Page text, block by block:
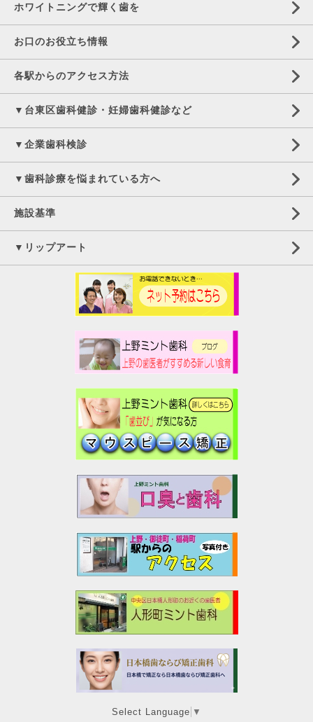
ホワイトニングで輝く歯を
お口のお役立ち情報
各駅からのアクセス方法
▼台東区歯科健診・妊婦歯科健診など
▼企業歯科検診
▼歯科診療を悩まれている方へ
施設基準
▼リップアート
Select Language ▼